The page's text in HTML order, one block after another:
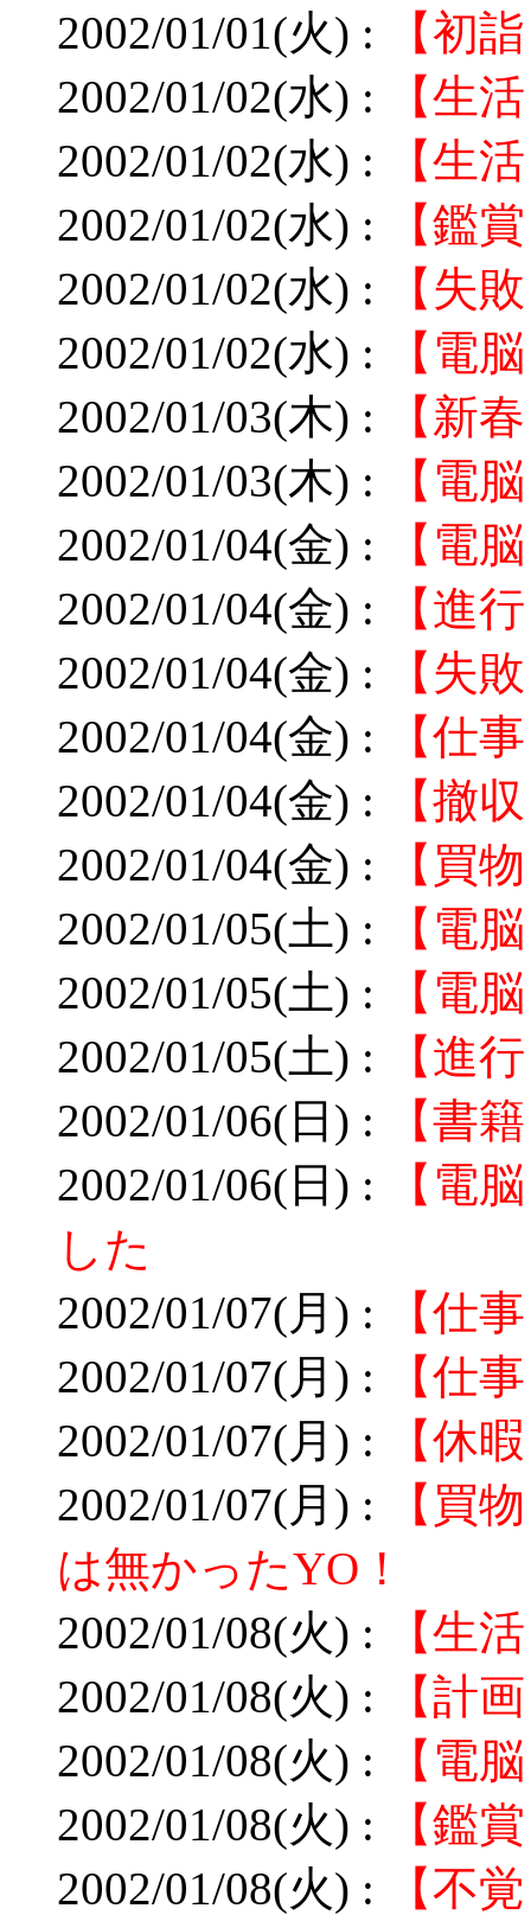
2002/01/01(火) :
【初
2002/01/02(水) :
【生
2002/01/02(水) :
【生
2002/01/02(水) :
【鑑
2002/01/02(水) :
【失
2002/01/02(水) :
【電
2002/01/03(木) :
【新
2002/01/03(木) :
【電
2002/01/04(金) :
【電
2002/01/04(金) :
【進
2002/01/04(金) :
【失
2002/01/04(金) :
【仕
2002/01/04(金) :
【撤
2002/01/04(金) :
【買
2002/01/05(土) :
【電
2002/01/05(土) :
【電
2002/01/05(土) :
【進
2002/01/06(日) :
【書
2002/01/06(日) :
【電
した
2002/01/07(月) :
【仕
2002/01/07(月) :
【仕
2002/01/07(月) :
【休
2002/01/07(月) :
【買
は無かったYO！
2002/01/08(火) :
【生
2002/01/08(火) :
【計
2002/01/08(火) :
【電
2002/01/08(火) :
【鑑
2002/01/08(火) :
【不